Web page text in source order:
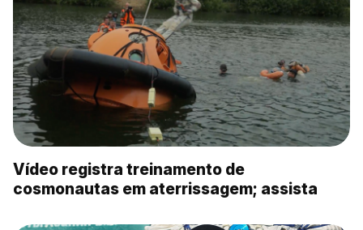
Vídeo registra treinamento de
cosmonautas em aterrissagem; assista